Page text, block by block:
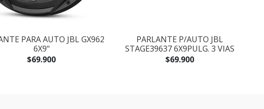
PARA AUTO JBL GX962
6X9"
$69.900
PARLANTE P/AUTO JBL
STAGE39637 6X9PULG. 3 VIAS
$69.900